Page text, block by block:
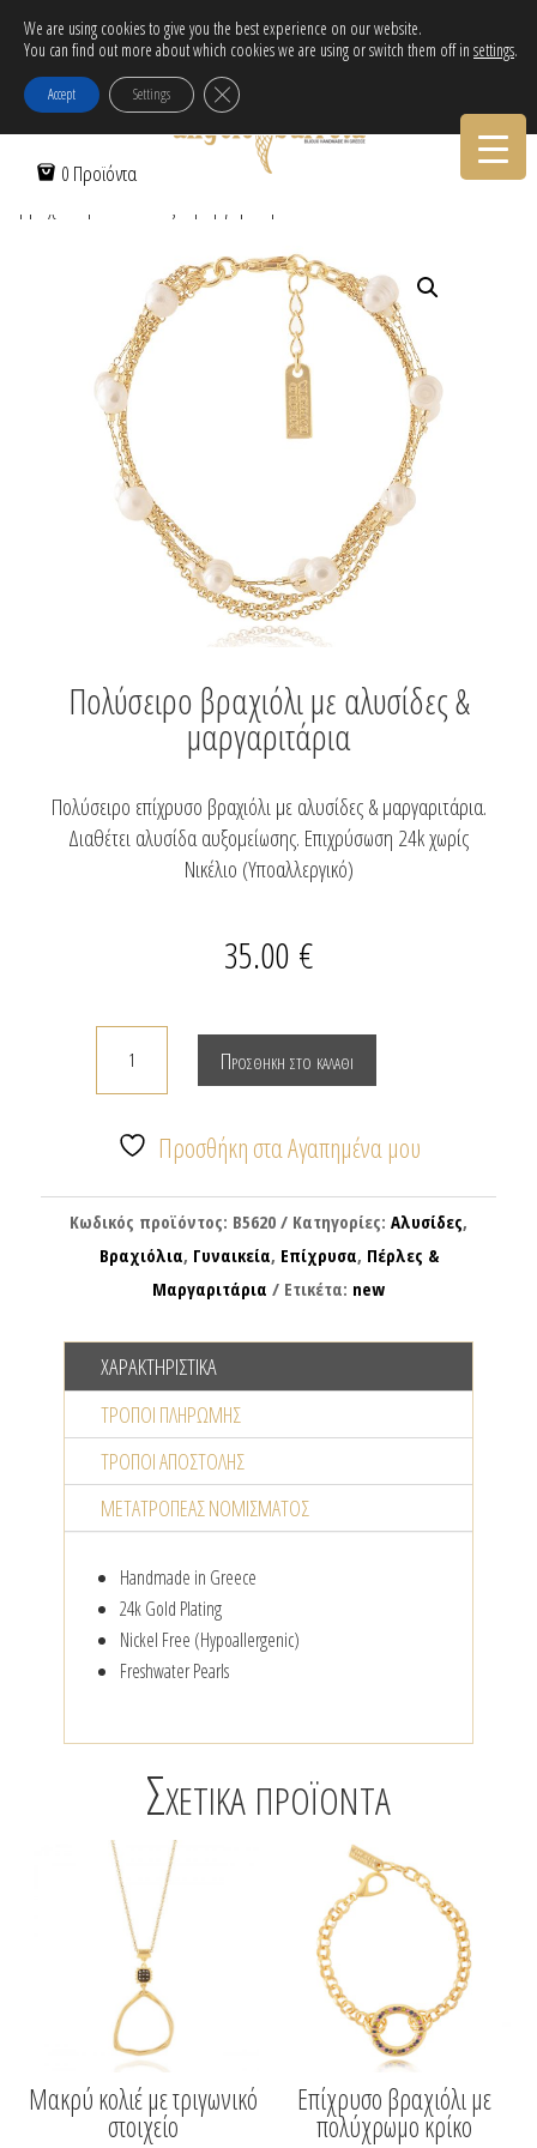
Δωρεάν αποστολή εντός Ελλάδας για αγορές άνω των 30€!
Tηλεφωνικες Παραγγελιες:30-2103222314
0 Προϊόντα
Αρχική Σελίδα/ Βραχιόλια
/ Πολύσειρο
Πολύσειρο βραχιόλι με αλυσίδες &
μαργαριτάρια
Πολύσειρο επίχρυσο βραχιόλι με αλυσίδες & μαργαριτάρια.
Διαθέτει αλυσίδα αυξομείωσης. Επιχρύσωση 24k χωρίς
Νικέλιο (Υποαλλεργικό)
35.00 €
βραχιόλι
αλυσίδες
μαργαριτάρια
ποσότητα
Προσθήκη στο καλάθι
Προσθήκη στα Αγαπημένα μου
Κωδικός προϊόντος: B5620 Κατηγορίες: Αλυσίδες,
Βραχιόλια, Γυναικεία, Επίχρυσα, Πέρλες &
Μαργαριτάρια
Ετικέτα: new
ΧΑΡΑΚΤΗΡΙΣΤΙΚΆ
ΤΡΌΠΟΙ ΠΛΗΡΩΜΉΣ
ΤΡΌΠΟΙ ΑΠΟΣΤΟΛΉΣ
ΜΕΤΑΤΡΟΠΈΑΣ NΟΜΊΣΜΑΤΟΣ
Handmade in Greece
24k Gold Plating
Nickel Free (Hypoallergenic)
Freshwater Pearls
Σχετικά προϊόντα
Μακρύ κολιέ με τριγωνικό
στοιχείο
Επίχρυσο βραχιόλι με
πολύχρωμο κρίκο
We are using cookies to give you the best experience on our website.
You can find out more about which cookies we are using or switch them off in settings.
Accept Settings Κλείσιμο του Cookie banner για το GDPR